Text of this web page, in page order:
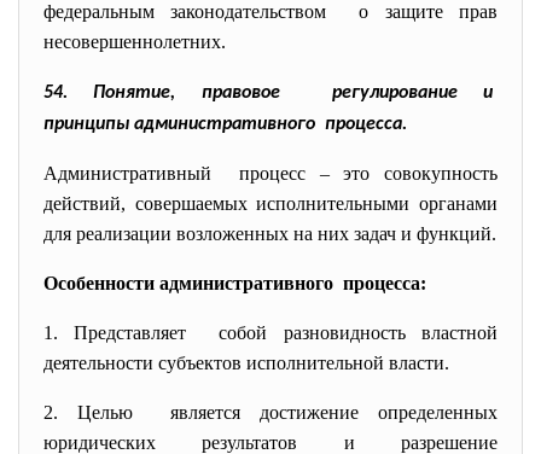
федеральным законодательством о защите прав
несовершеннолетних.
54. Понятие, правовое регулирование и
принципы административного процесса.
Административный процесс – это совокупность
действий, совершаемых исполнительными органами
для реализации возложенных на них задач и функций.
Особенности административного процесса:
1. Представляет собой разновидность властной
деятельности субъектов исполнительной власти.
2. Целью является достижение определенных
юридических результатов и разрешение